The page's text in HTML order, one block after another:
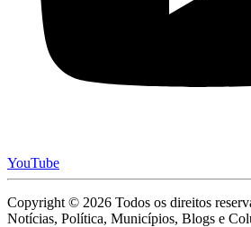
YouTube
Copyright © 2026 Todos os direitos
Notícias, Política, Municípios, Blogs e